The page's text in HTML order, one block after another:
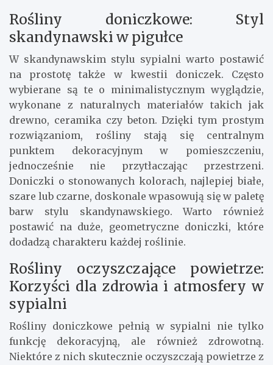
Rośliny doniczkowe: Styl
skandynawski w pigułce
W skandynawskim stylu sypialni warto postawić
na prostotę także w kwestii doniczek. Często
wybierane są te o minimalistycznym wyglądzie,
wykonane z naturalnych materiałów takich jak
drewno, ceramika czy beton. Dzięki tym prostym
rozwiązaniom, rośliny stają się centralnym
punktem dekoracyjnym w pomieszczeniu,
jednocześnie nie przytłaczając przestrzeni.
Doniczki o stonowanych kolorach, najlepiej białe,
szare lub czarne, doskonale wpasowują się w paletę
barw stylu skandynawskiego. Warto również
postawić na duże, geometryczne doniczki, które
dodadzą charakteru każdej roślinie.
Rośliny oczyszczające powietrze:
Korzyści dla zdrowia i atmosfery w
sypialni
Rośliny doniczkowe pełnią w sypialni nie tylko
funkcję dekoracyjną, ale również zdrowotną.
Niektóre z nich skutecznie oczyszczają powietrze z